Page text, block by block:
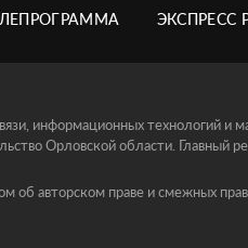
ЭКСПРЕСС
информационных технологий и
Орловской области. Главный
авторском праве и смежных